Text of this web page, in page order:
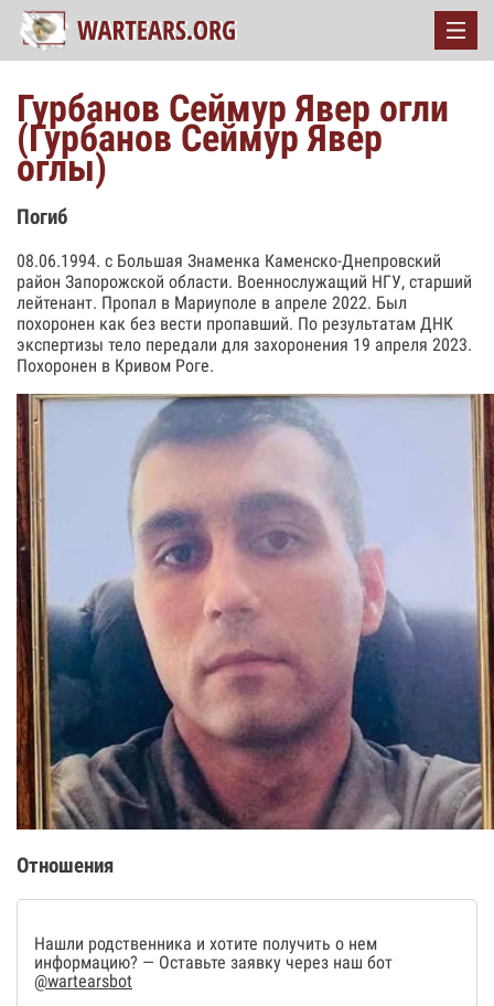
Гурбанов Сеймур Явер огли
(Гурбанов Сеймур Явер
оглы)
Погиб
08.06.1994. с Большая Знаменка Каменско-Днепровский
район Запорожской области. Военнослужащий НГУ, старший
лейтенант. Пропал в Мариуполе в апреле 2022. Был
похоронен как без вести пропавший. По результатам ДНК
экспертизы тело передали для захоронения 19 апреля 2023.
Похоронен в Кривом Роге.
Отношения
Нашли родственника и хотите получить о нем
информацию? — Оставьте заявку через наш бот
@wartearsbot